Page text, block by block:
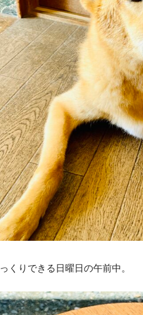
くりできる日曜日の午前中。